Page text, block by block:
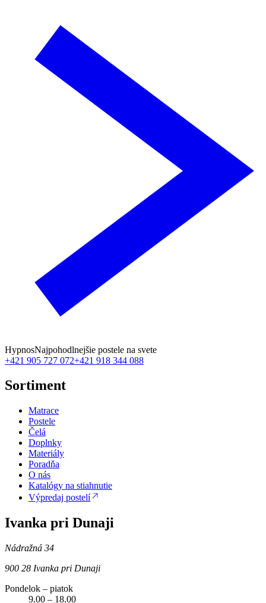
HypnosNajpohodlnejšie postele na svete
+421 905 727 072+421 918 344 088
Sortiment
Matrace
Postele
Čelá
Doplnky
Materiály
Poradňa
O nás
Katalógy na stiahnutie
Výpredaj postelí
Ivanka pri Dunaji
Nádražná 34
900 28 Ivanka pri Dunaji
Pondelok – piatok
9.00 – 18.00